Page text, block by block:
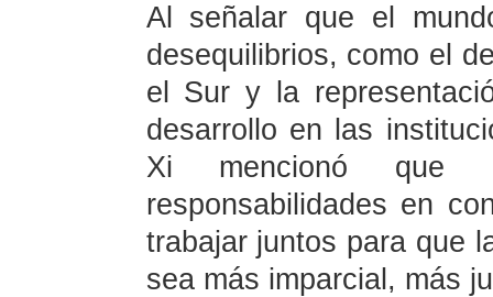
Al señalar que el
desequilibrios, como el
el Sur y la
desarrollo en las
Xi mencionó que
responsabilidades en
trabajar juntos para que
sea más imparcial, más